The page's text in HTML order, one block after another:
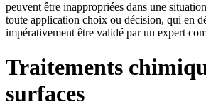
peuvent être inappropriées dans une
toute application choix ou décision, qui en
impérativement être validé par un expert
Traitements
surfaces